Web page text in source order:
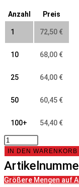
Anzahl Preis
1 72,50 €
10 68,00 €
25 64,00 €
50 60,45 €
100+ 54,40 €
Bogen,
114x5,0,
90°,
N3,
6060
IN DEN WARENKORB
Größere Mengen auf